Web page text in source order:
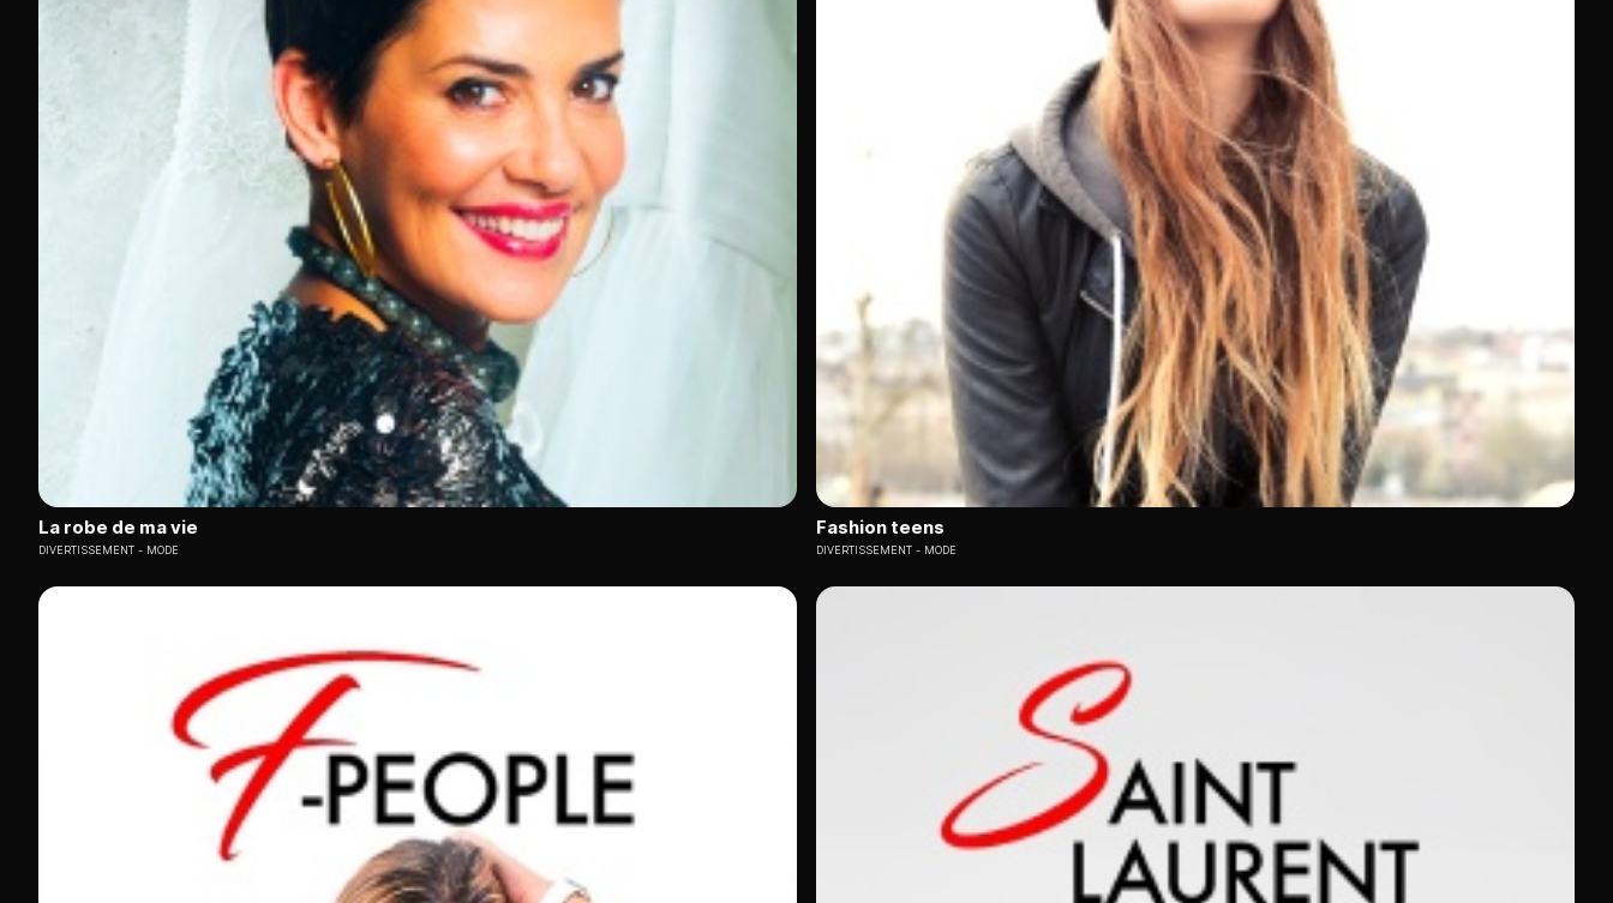
La robe de ma vie
DIVERTISSEMENT MODE
Fashion teens
DIVERTISSEMENT MODE